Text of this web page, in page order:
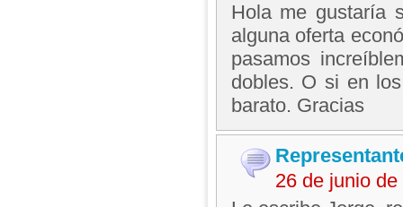
Hola me gustaría
alguna oferta
pasamos
dobles. O si en
barato. Gracias
26 de junio